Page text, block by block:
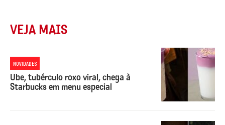
VEJA MAIS
NOVIDADES
Ube, tubérculo roxo viral, chega à
Starbucks em menu especial